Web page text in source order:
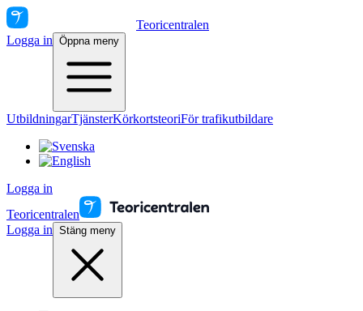
Teoricentralen
Logga in Öppna meny
UtbildningarTjänsterKörkortsteoriFör trafikutbildare
Logga in
Teoricentralen
Logga in Stäng meny